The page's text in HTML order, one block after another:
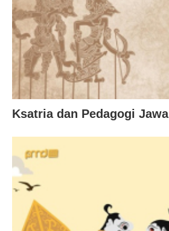
Ksatria dan Pedagogi Jawa